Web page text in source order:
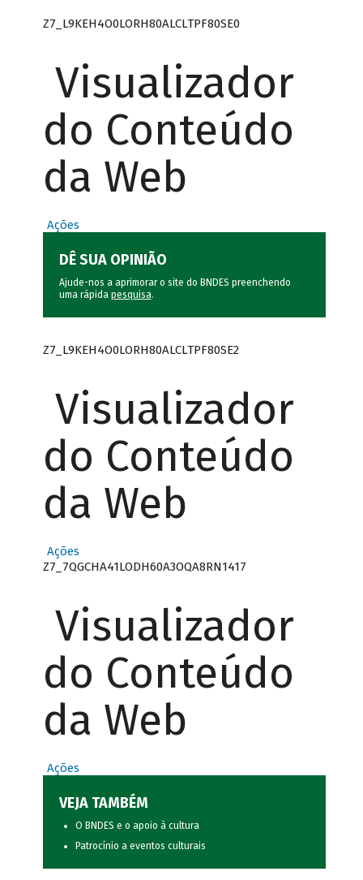
Z7_L9KEH4O0LORH80ALCLTPF80SE0
Visualizador
do Conteúdo
da Web
Ações
DÊ SUA OPINIÃO
Ajude-nos a aprimorar o site do BNDES preenchendo
uma rápida pesquisa.
Z7_L9KEH4O0LORH80ALCLTPF80SE2
Visualizador
do Conteúdo
da Web
Ações
Z7_7QGCHA41LODH60A3OQA8RN1417
Visualizador
do Conteúdo
da Web
Ações
VEJA TAMBÉM
O BNDES e o apoio à cultura
Patrocínio a eventos culturais